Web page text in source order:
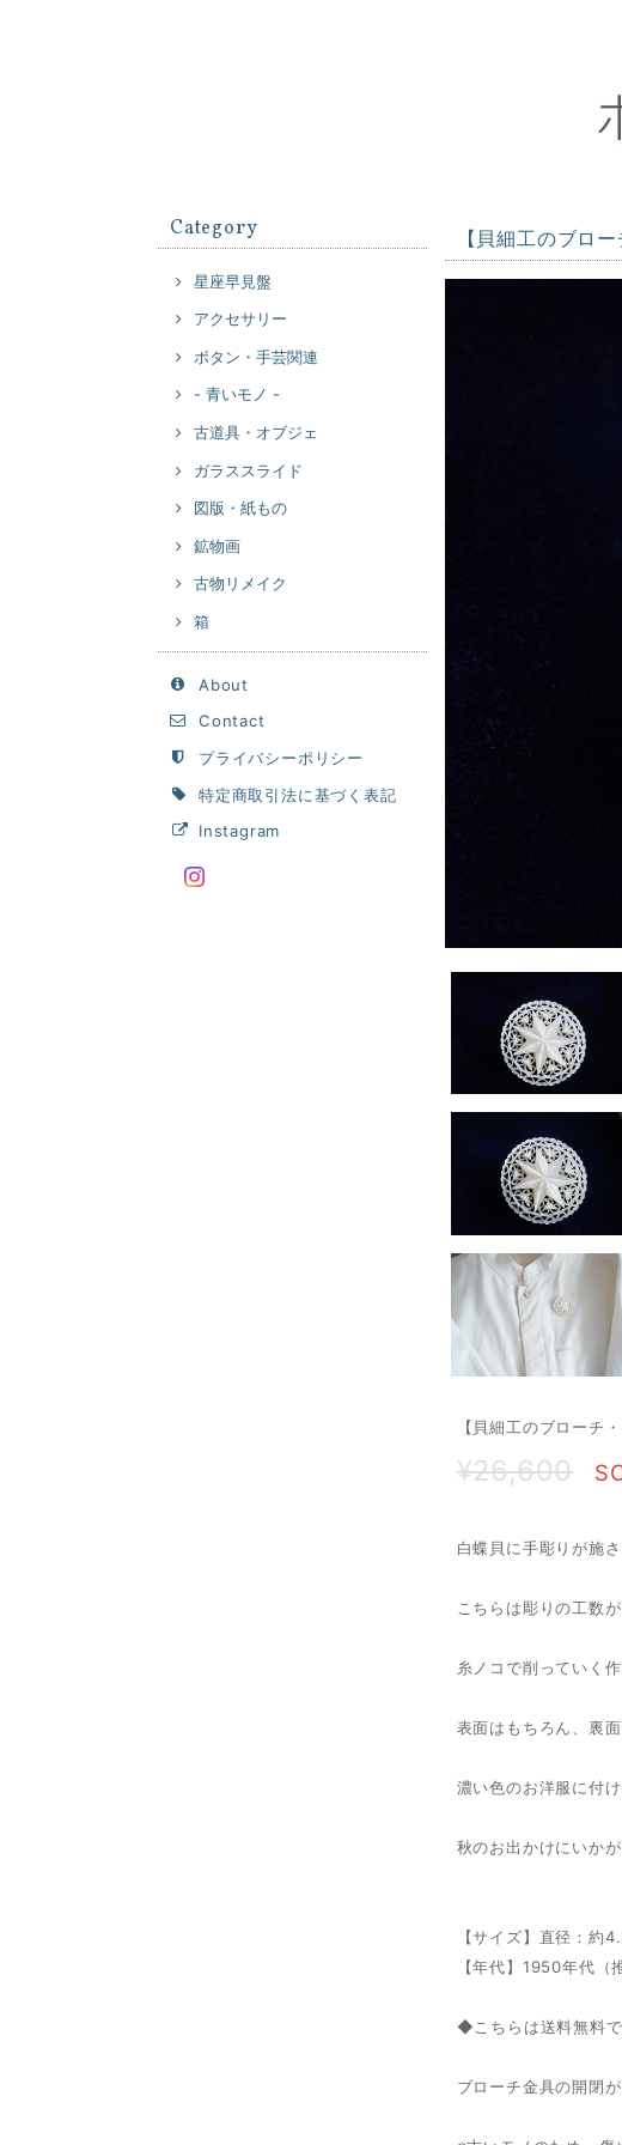
Category
星座早見盤
アクセサリー
ボタン・手芸関連
- 青いモノ -
古道具・オブジェ
ガラススライド
図版・紙もの
鉱物画
古物リメイク
箱
About
Contact
プライバシーポリシー
特定商取引法に基づく表記
Instagram
【貝細工のブロ
【貝細工のブローチ
¥26,600
白蝶貝に手彫りが施
こちらは彫りの工数
糸ノコで削っていく
表面はもちろん、裏
濃い色のお洋服に付
秋のお出かけにいかが
【サイズ】直径：約
【年代】1950年代（
◆こちらは送料無料で
ブローチ金具の開閉